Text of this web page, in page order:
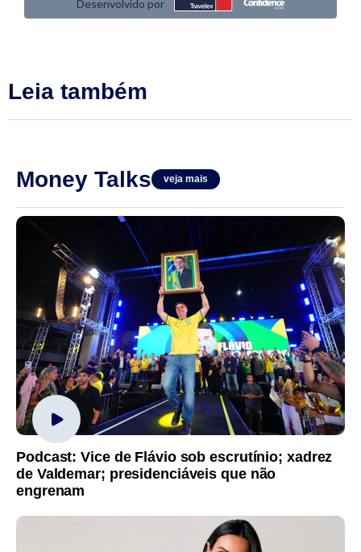
Leia também
Money Talks veja mais
Podcast: Vice de Flávio sob escrutínio; xadrez
de Valdemar; presidenciáveis que não
engrenam